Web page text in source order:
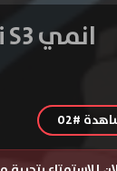
انمي Kaguya-sama wa Kokurasetai S3 – الحلقة 2
#02